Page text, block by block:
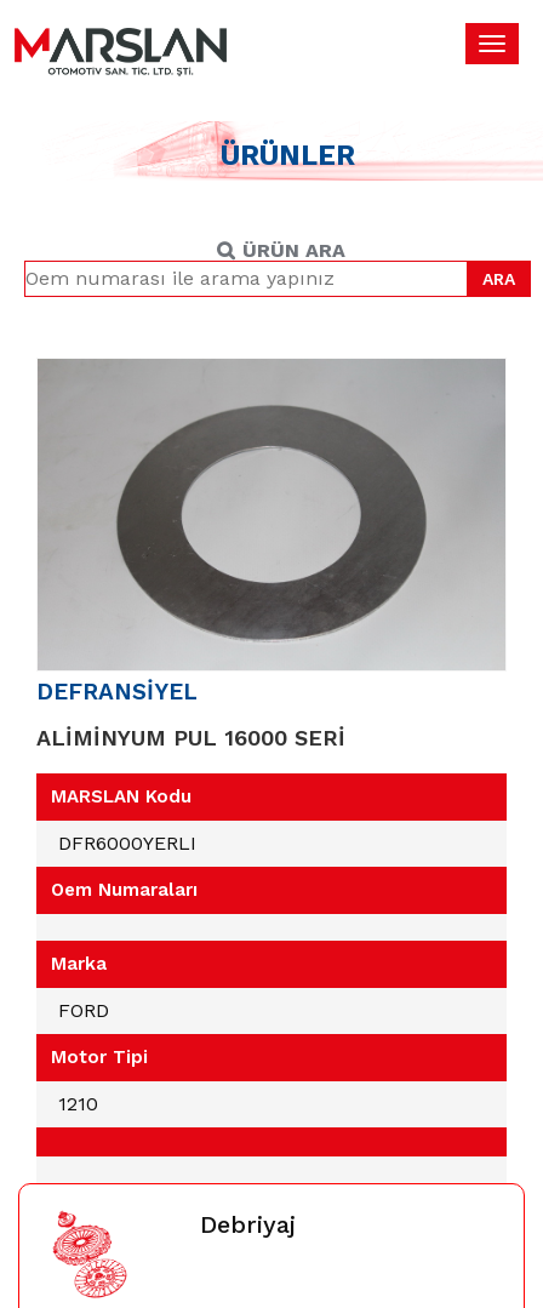
ÜRÜNLER
ÜRÜN ARA
ARA
DEFRANSİYEL
ALİMİNYUM PUL 16000 SERİ
MARSLAN Kodu
DFR6000YERLI
Oem Numaraları
Marka
FORD
Motor Tipi
1210
Debriyaj